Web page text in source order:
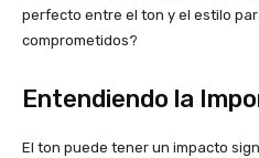
perfecto entre el ton y el estilo
comprometidos?
Entendiendo la
El ton puede tener un impacto